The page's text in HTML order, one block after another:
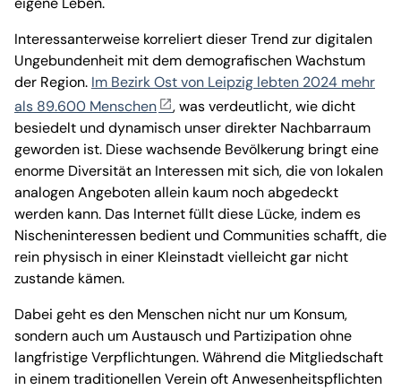
Interessanterweise korreliert dieser Trend zur digitalen
Ungebundenheit mit dem demografischen Wachstum
der Region. Im Bezirk Ost von Leipzig lebten 2024 mehr
als 89.600 Menschen
, was verdeutlicht, wie dicht
besiedelt und dynamisch unser direkter Nachbarraum
geworden ist. Diese wachsende Bevölkerung bringt eine
enorme Diversität an Interessen mit sich, die von lokalen
analogen Angeboten allein kaum noch abgedeckt
werden kann. Das Internet füllt diese Lücke, indem es
Nischeninteressen bedient und Communities schafft, die
rein physisch in einer Kleinstadt vielleicht gar nicht
zustande kämen.
Dabei geht es den Menschen nicht nur um Konsum,
sondern auch um Austausch und Partizipation ohne
langfristige Verpflichtungen. Während die Mitgliedschaft
in einem traditionellen Verein oft Anwesenheitspflichten